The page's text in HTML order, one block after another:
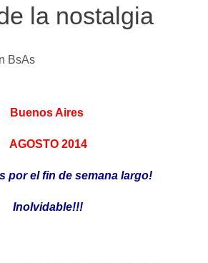
la nostalgia
Buenos Aires
AGOSTO 2014
por el fin de semana largo!
Inolvidable!!!